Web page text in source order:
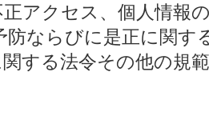
アクセス、個人情報
防ならびに是正に関す
する法令その他の規